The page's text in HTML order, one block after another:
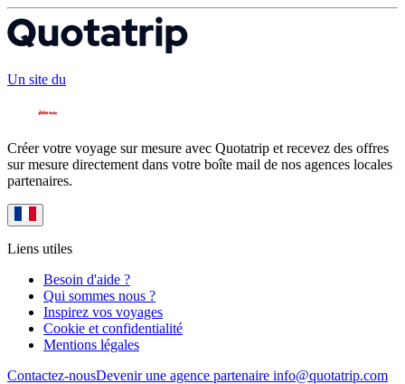
Un site du
Créer votre voyage sur mesure avec Quotatrip et recevez des offres
sur mesure directement dans votre boîte mail de nos agences locales
partenaires.
Liens utiles
Besoin d'aide ?
Qui sommes nous ?
Inspirez vos voyages
Cookie et confidentialité
Mentions légales
Contactez-nousDevenir une agence partenaire info@quotatrip.com